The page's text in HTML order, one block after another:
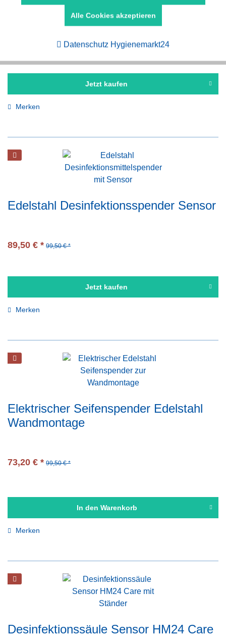
Jetzt kaufen
Merken
Edelstahl Desinfektionsspender Sensor
89,50 € * 99,50 € *
Jetzt kaufen
Merken
Elektrischer Seifenspender Edelstahl
Wandmontage
73,20 € * 99,50 € *
In den Warenkorb
Merken
Desinfektionssäule Sensor HM24 Care
Aktiv
Alle Cookies akzeptieren
Datenschutz Hygienemarkt24